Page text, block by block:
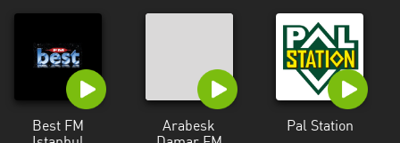
Best FM
Arabesk
Pal Station